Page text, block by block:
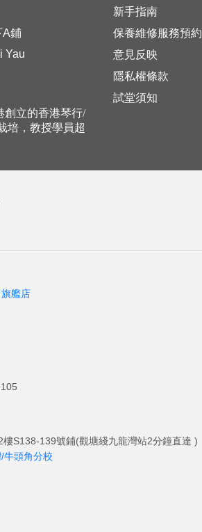
A鋪
Yau
新手指南
保養維修服務預約
意見反映
隱私權條款
試堂須知
創立的香港琴行/
培，教授學員超
艦店
S138-139號鋪(觀塘綫九龍灣站2分鐘直達 )
牛頭角分校